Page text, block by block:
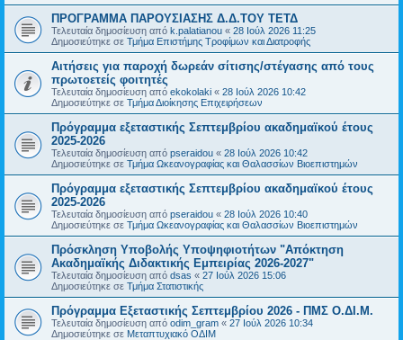
ΠΡΟΓΡΑΜΜΑ ΠΑΡΟΥΣΙΑΣΗΣ Δ.Δ.ΤΟΥ ΤΕΤΔ
Τελευταία δημοσίευση από k.palatianou « 28 Ιούλ 2026 11:25
Δημοσιεύτηκε σε Τμήμα Επιστήμης Τροφίμων και Διατροφής
Αιτήσεις για παροχή δωρεάν σίτισης/στέγασης από τους
πρωτοετείς φοιτητές
Τελευταία δημοσίευση από ekokolaki « 28 Ιούλ 2026 10:42
Δημοσιεύτηκε σε Τμήμα Διοίκησης Επιχειρήσεων
Πρόγραμμα εξεταστικής Σεπτεμβρίου ακαδημαϊκού έτους
2025-2026
Τελευταία δημοσίευση από pseraidou « 28 Ιούλ 2026 10:42
Δημοσιεύτηκε σε Τμήμα Ωκεανογραφίας και Θαλασσίων Βιοεπιστημών
Πρόγραμμα εξεταστικής Σεπτεμβρίου ακαδημαϊκού έτους
2025-2026
Τελευταία δημοσίευση από pseraidou « 28 Ιούλ 2026 10:40
Δημοσιεύτηκε σε Τμήμα Ωκεανογραφίας και Θαλασσίων Βιοεπιστημών
Πρόσκληση Υποβολής Υποψηφιοτήτων "Απόκτηση
Ακαδημαϊκής Διδακτικής Εμπειρίας 2026-2027"
Τελευταία δημοσίευση από dsas « 27 Ιούλ 2026 15:06
Δημοσιεύτηκε σε Τμήμα Στατιστικής
Πρόγραμμα Εξεταστικής Σεπτεμβρίου 2026 - ΠΜΣ Ο.ΔΙ.Μ.
Τελευταία δημοσίευση από odim_gram « 27 Ιούλ 2026 10:34
Δημοσιεύτηκε σε Μεταπτυχιακό ΟΔΙΜ